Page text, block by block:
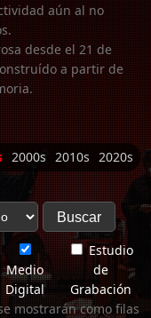
aún al no
desde el 21 de
a partir de
2000s 2010s 2020s
Medio
Digital
Estudio
de
Grabación
mostrarán como filas